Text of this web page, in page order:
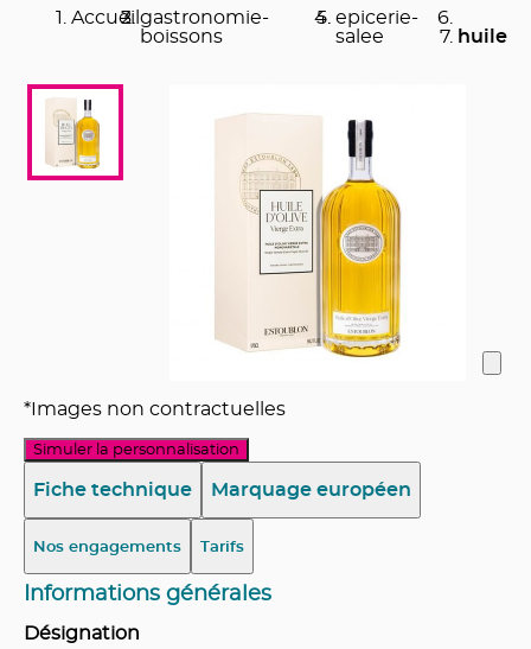
Accueil gastronomie-
boissons
epicerie-
salee
huile
*Images non contractuelles
Simuler la personnalisation
Fiche technique Marquage européen
Nos engagements Tarifs
Informations générales
Désignation